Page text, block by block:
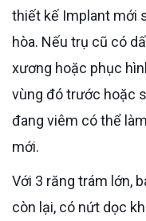
thiết kế Implant mới
hòa. Nếu trụ cũ có
xương hoặc phục
vùng đó trước hoặc
đang viêm có thể
mới.
Với 3 răng trám lớn, bác sĩ sẽ đánh giá lượng mô răng
còn lại, có nứt dọc